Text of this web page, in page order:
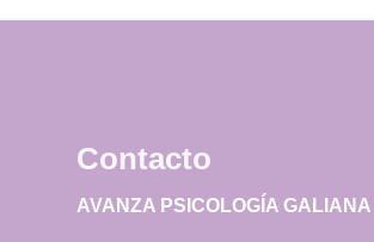
Contacto
AVANZA PSICOLOGÍA GALIANA